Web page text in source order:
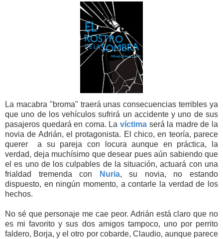
La macabra "broma" traerá unas consecuencias terribles ya
que uno de los vehículos sufrirá un accidente y uno de sus
pasajeros quedará en coma. La víctima será la madre de la
novia de Adrián, el protagonista. El chico, en teoría, parece
querer a su pareja con locura aunque en práctica, la
verdad, deja muchísimo que desear pues aún sabiendo que
el es uno de los culpables de la situación, actuará con una
frialdad tremenda con
Nuria, su novia, no estando
dispuesto, en ningún momento, a contarle la verdad de los
hechos.
No sé que personaje me cae peor. Adrián está claro que no
es mi favorito y sus dos amigos tampoco, uno por perrito
faldero, Borja, y el otro por cobarde, Claudio, aunque parece